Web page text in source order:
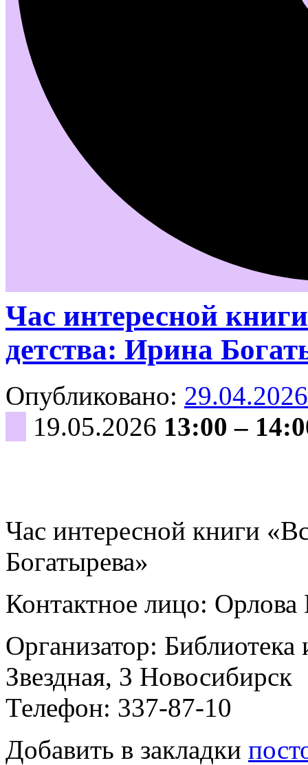
Час интересной
детства: Ирина
Опубликовано: 29.04.2026
19.05.2026 13:00 –
Час интересной книги
Богатырева»
Контактное лицо:
Организатор:
Звездная, 3 Новосибирск
Телефон: 337-87-10
Добавить в закладки